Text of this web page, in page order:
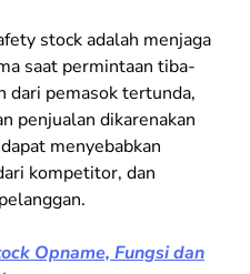
stock adalah menjaga
saat permintaan tiba-
dari pemasok tertunda,
penjualan dikarenakan
menyebabkan
kompetitor, dan
Opname, Fungsi dan